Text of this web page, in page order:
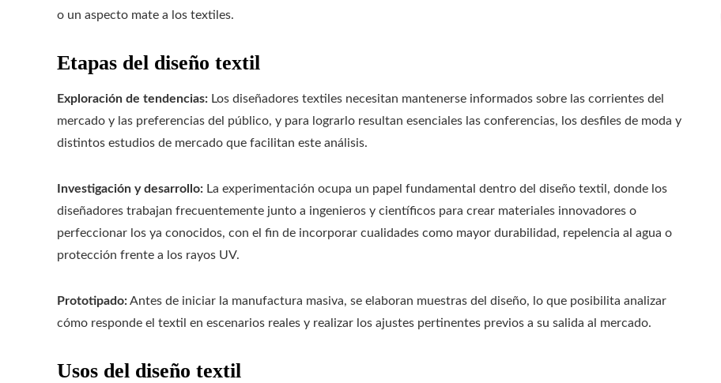
o un aspecto mate a los textiles.
Etapas del diseño textil
Exploración de tendencias: Los diseñadores textiles necesitan mantenerse informados sobre las corrientes del
mercado y las preferencias del público, y para lograrlo resultan esenciales las conferencias, los desfiles de moda y
distintos estudios de mercado que facilitan este análisis.
Investigación y desarrollo: La experimentación ocupa un papel fundamental dentro del diseño textil, donde los
diseñadores trabajan frecuentemente junto a ingenieros y científicos para crear materiales innovadores o
perfeccionar los ya conocidos, con el fin de incorporar cualidades como mayor durabilidad, repelencia al agua o
protección frente a los rayos UV.
Prototipado:Antes de iniciar la manufactura masiva, se elaboran muestras del diseño, lo que posibilita analizar
cómo responde el textil en escenarios reales y realizar los ajustes pertinentes previos a su salida al mercado.
Usos del diseño textil